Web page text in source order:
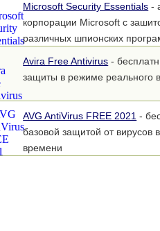
Microsoft Security Essentials -
корпорации Microsoft с
различных шпионских
Avira Free Antivirus -
защиты в режиме реального
AVG AntiVirus FREE 2021 -
базовой защитой от вирусов
времени